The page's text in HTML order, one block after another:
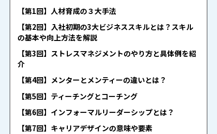
【第1回】人材育成の３大手法
【第2回】入社初期の3大ビジネススキルとは？スキル
の基本や向上方法を解説
【第3回】ストレスマネジメントのやり方と具体例を紹
介
【第4回】メンターとメンティーの違いとは？
【第5回】ティーチングとコーチング
【第6回】インフォーマルリーダーシップとは？
【第7回】キャリアデザインの意味や要素